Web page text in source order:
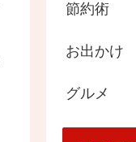
節約術
お出かけ
グルメ